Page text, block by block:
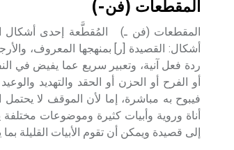
المقطعات (فن-)
المقطعات (فن ـ) المُقطَّعة إحدى أشكال
أشكال: القصيدة [ر] بمنهجها المعروف،
ردة فعل آنية، وتعبير سريع عما يفيض في
أو الفرح أو الحزن أو الحقد والتهديد
فيبوح به مباشرة، إما لأن الموقف لا
أناة وروية وأبيات كثيرة وموضوعات مختلفة
إلى قصيدة ويمكن أن تقوم الأبيات القليلة